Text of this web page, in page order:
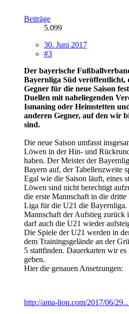
Beiträge
5.099
30. Juni 2017
#3
Der bayerische
Bayernliga Süd veröffentlicht,
Gegner für die neue Saison
Duellen mit naheliegenden
Ismaning oder Heimstetten
anderen Gegner, auf den wir
sind.
Die neue Saison umfasst
Löwen in der Hin- und
haben. Der Meister der
Bayern auf, der Tabellenzweite
Egal wie die Saison läuft, eines
Löwen sind nicht berechtigt
die erste Mannschaft in die
Liga für die U21 die Bayernliga.
Mannschaft der Aufstieg zurück
darf auch die U21 wieder
Die Spiele der U21 werden in
dem Trainingsgelände an der
5 stattfinden. Dauerkarten wir
geben.
Hier die genauen Ansetzungen:
http://ama-lion.com/2017/06/